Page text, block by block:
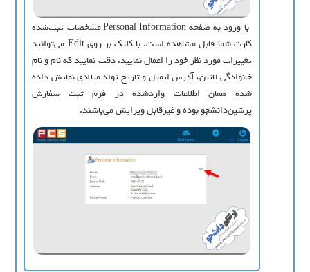
با ورود به صفحه Personal Information مشخصات ثبت‌شده
کارت شما قابل مشاهده است. با کلیک بر روی Edit می‌توانید
تغییرات مورد نظر خود را اعمال نمایید. دقت نمایید که نام و نام
خانوادگی لاتین، آدرس ایمیل و تاریخ تولد میلادی نمایش داده
شده همان اطلاعات واردشده در فرم ثبت سفارش
پرشین‌دانشجو بوده و غیرقابل ویرایش می‌باشند.